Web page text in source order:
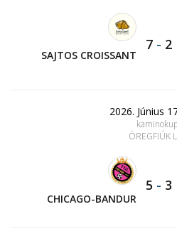
SAJTOS CROISSANT
7 - 2
2026. Június
ÖREGFIÚK
CHICAGO-BANDUR
5 - 3